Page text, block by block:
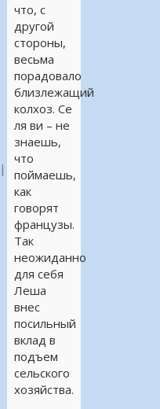
что, с
другой
стороны,
весьма
порадовало
близлежащий
колхоз. Се
ля ви – не
знаешь,
что
поймаешь,
как
говорят
французы.
Так
неожиданно
для себя
Леша
внес
посильный
вклад в
подъем
сельского
хозяйства.
|